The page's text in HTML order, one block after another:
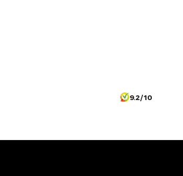
9.2/10